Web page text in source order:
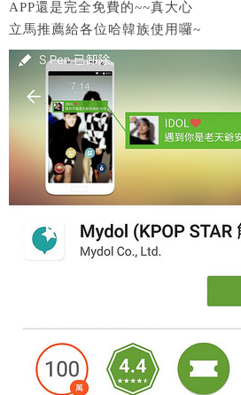
APP還是完全免費的~~真大心
立馬推薦給各位哈韓族使用囉~